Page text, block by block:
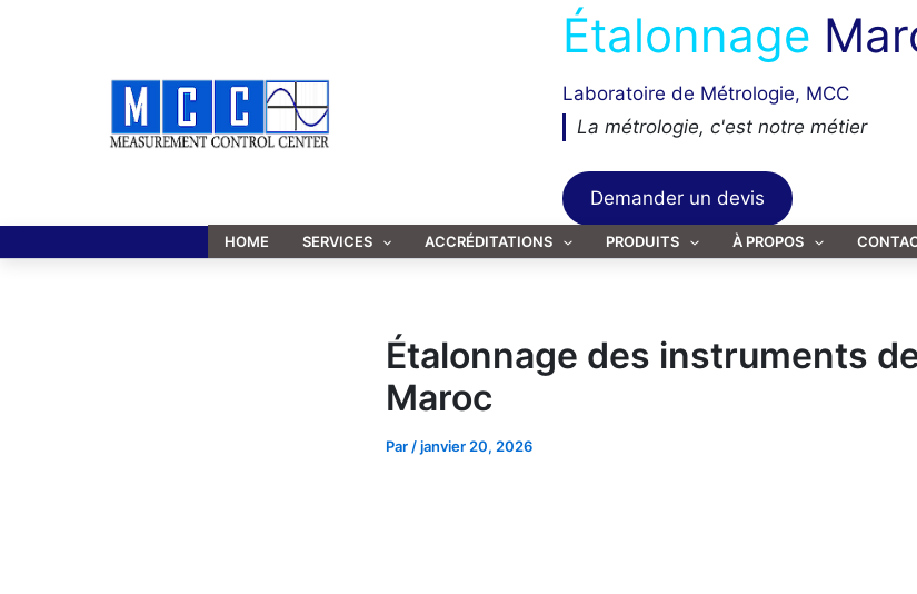
Étalonnage
Laboratoire de Métrologie, MCC
La métrologie, c'est notre métier
Demander un devis
HOME SERVICES ACCRÉDITATIONS PRODUITS À PROPOS
Étalonnage des instruments
Maroc
Par /janvier 20, 2026